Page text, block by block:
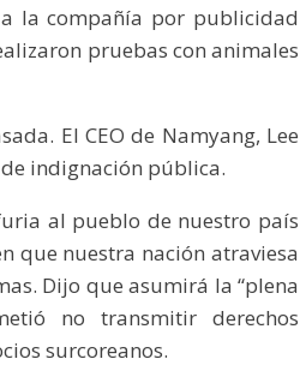
la compañía por publicidad
pruebas con animales
El CEO de Namyang, Lee
indignación pública.
al pueblo de nuestro país
que nuestra nación atraviesa
Dijo que asumirá la “plena
no transmitir derechos
surcoreanos.